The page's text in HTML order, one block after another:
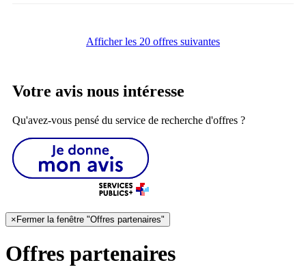
Afficher les 20 offres suivantes
Votre avis nous intéresse
Qu'avez-vous pensé du service de recherche d'offres ?
×Fermer la fenêtre "Offres partenaires"
Offres partenaires